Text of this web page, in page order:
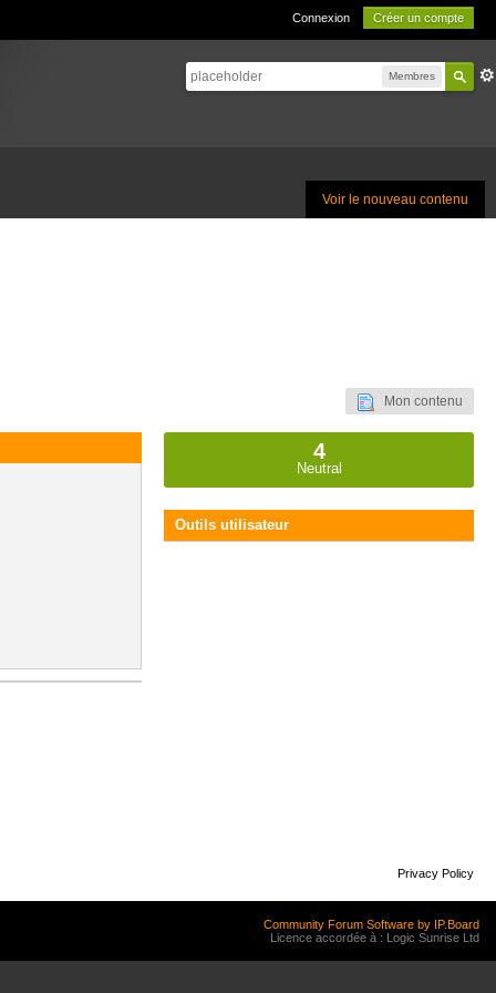
Connexion Créer un compte
Membres
Voir le nouveau contenu
Mon contenu
4
Neutral
Outils utilisateur
Privacy Policy
Community Forum Software by IP.Board
Licence accordée à : Logic Sunrise Ltd